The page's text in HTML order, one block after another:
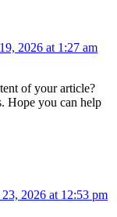
2026 at 1:27 am
of your article?
Hope you can help
2026 at 12:53 pm